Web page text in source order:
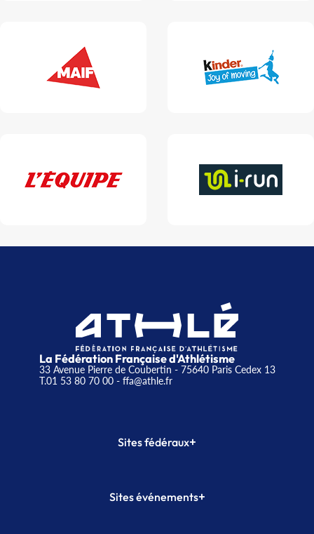
La Fédération Française d'Athlétisme
33 Avenue Pierre de Coubertin - 75640 Paris Cedex 13
T.01 53 80 70 00- ffa@athle.fr
Sites fédéraux+
Plateforme Formation
Sites événements+